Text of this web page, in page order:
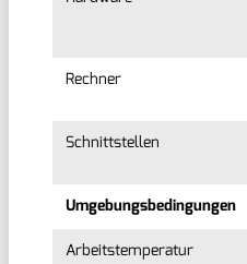
Rechner
Schnittstellen
Umgebungsbedingungen
Arbeitstemperatur
Rechner
Schnittstellen
Umgebungsbedingungen
Arbeitstemperatur